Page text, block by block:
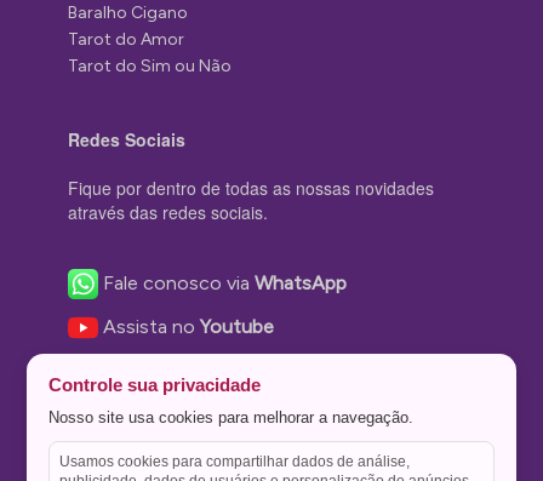
Baralho Cigano
Tarot do Amor
Tarot do Sim ou Não
Redes Sociais
Fique por dentro de todas as nossas novidades
através das redes sociais.
Fale conosco viaWhatsApp
Assista noYoutube
Nos siga no Instagram
Nos siga noTwitter
Controle sua privacidade
Nosso site usa cookies para melhorar a navegação.
Usamos cookies para compartilhar dados de análise,